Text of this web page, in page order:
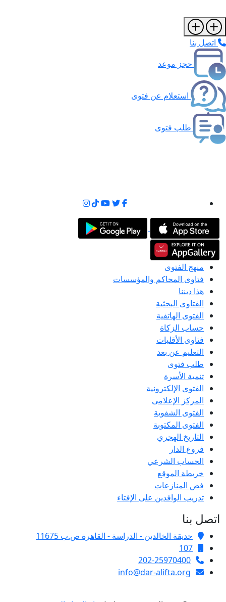
اتصل بنا
حجز موعد
استعلام عن فتوى
طلب فتوى
منهج الفتوى
فتاوى المحاكم والمؤسسات
هذا ديننا
الفتاوى البحثية
الفتوى الهاتفية
حساب الزكاة
فتاوى الأقليات
التعليم عن بعد
طلب فتوى
تنمية الأسرة
الفتوى الإلكترونية
المركز الإعلامى
الفتوى الشفوية
الفتوى المكتوبة
التاريخ الهجري
فروع الدار
الحساب الشرعي
خريطة الموقع
فض المنازعات
تدريب الوافدين على الإفتاء
اتصل بنا
حديقة الخالدين - الدراسة - القاهرة ص.ب 11675
107
202-25970400
info@dar-alifta.org